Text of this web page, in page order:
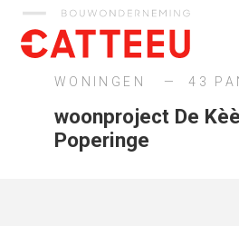
Catteeu
WONINGEN 43
woonproject De
Poperinge